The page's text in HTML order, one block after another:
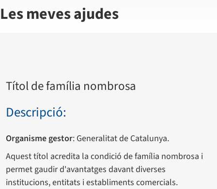
Les meves ajudes
Títol de família nombrosa
Descripció:
Organisme gestor: Generalitat de Catalunya.
Aquest títol acredita la condició de família nombrosa i
permet gaudir d'avantatges davant diverses
institucions, entitats i establiments comercials.